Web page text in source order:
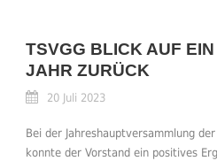
TSVGG BLICK AUF
JAHR ZURÜCK
20 Juli 2023
Bei der Jahreshauptversammlung
konnte der Vorstand ein positives